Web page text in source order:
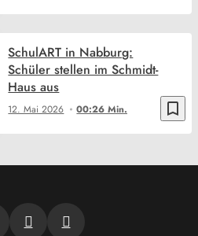
bookmark_border
12. Mai 2026 00:26 Min.
SchulART in Nabburg:
Schüler stellen im Schmidt-
Haus aus